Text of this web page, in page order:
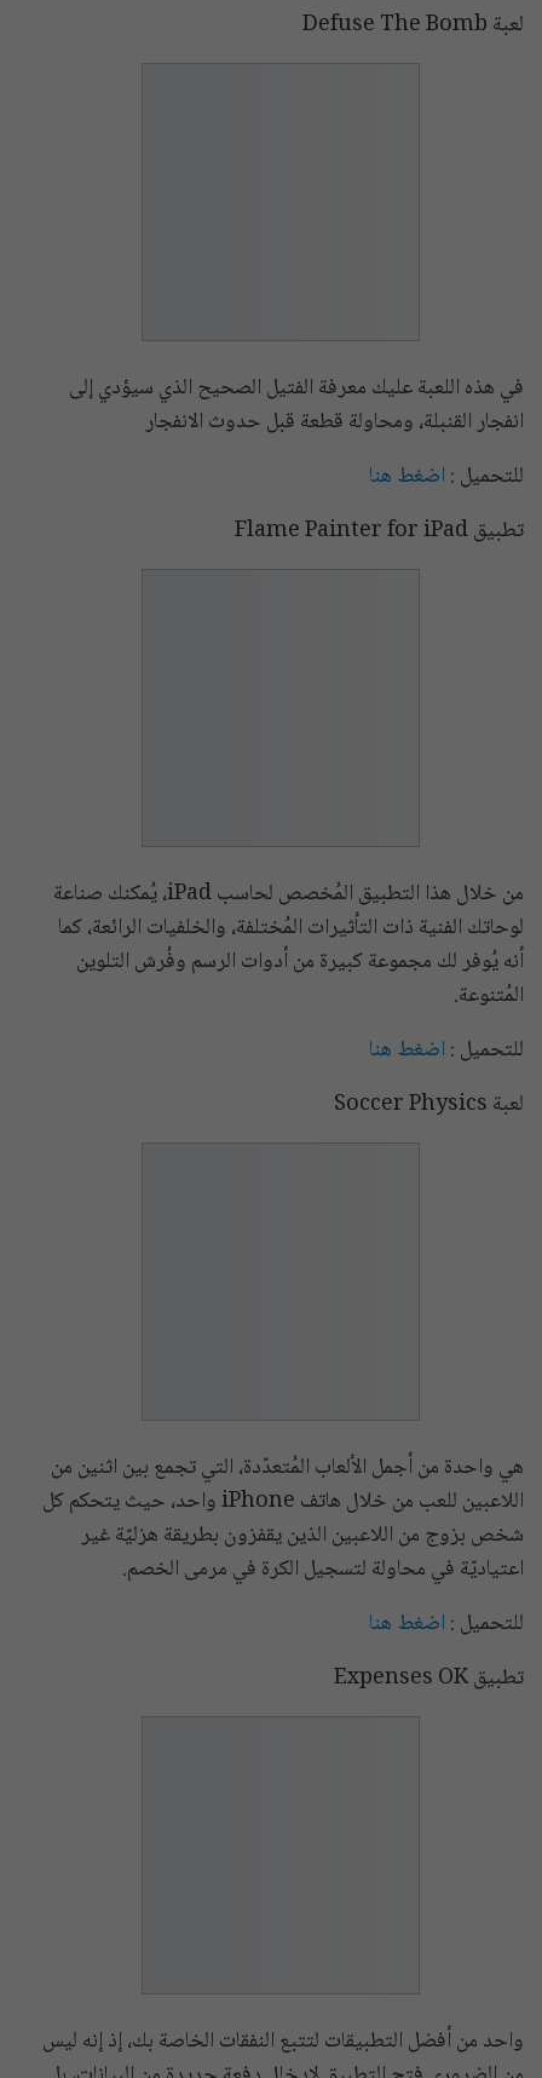
لعبة Defuse The Bomb
في هذه اللعبة عليك معرفة الفتيل الصحيح الذي سيؤدي إلى
انفجار القنبلة، ومحاولة قطعة قبل حدوث الانفجار
للتحميل : اضغط هنا
تطبيق Flame Painter for iPad
من خلال هذا التطبيق المُخصص لحاسب iPad، يُمكنك صناعة
لوحاتك الفنية ذات التأثيرات المُختلفة، والخلفيات الرائعة، كما
أنه يُوفر لك مجموعة كبيرة من أدوات الرسم وفُرش التلوين
المُتنوعة.
للتحميل : اضغط هنا
لعبة Soccer Physics
هي واحدة من أجمل الألعاب المُتعدّدة، التي تجمع بين اثنين من
اللاعبين للعب من خلال هاتف iPhone واحد، حيث يتحكم كل
شخص بزوج من اللاعبين الذين يقفزون بطريقة هزليّة غير
اعتياديّة في محاولة لتسجيل الكرة في مرمى الخصم.
للتحميل : اضغط هنا
تطبيق Expenses OK
واحد من أفضل التطبيقات لتتبع النفقات الخاصة بك، إذ إنه ليس